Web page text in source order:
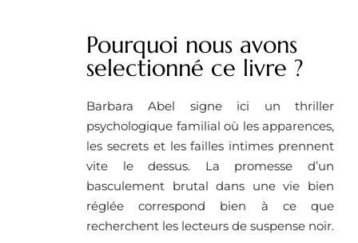
Pourquoi nous avons
selectionné ce livre ?
Barbara Abel signe ici un thriller
psychologique familial où les apparences,
les secrets et les failles intimes prennent
vite le dessus. La promesse d’un
basculement brutal dans une vie bien
réglée correspond bien à ce que
recherchent les lecteurs de suspense noir.